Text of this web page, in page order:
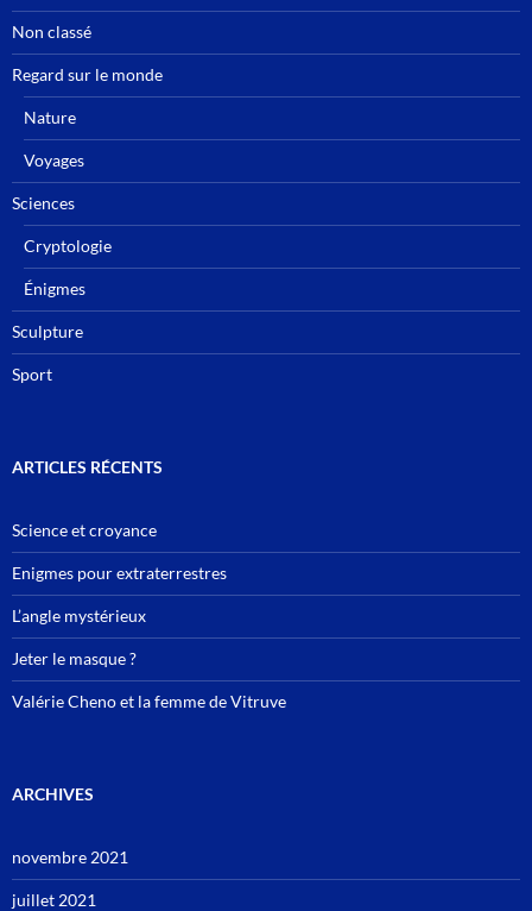
Non classé
Regard sur le monde
Nature
Voyages
Sciences
Cryptologie
Énigmes
Sculpture
Sport
ARTICLES RÉCENTS
Science et croyance
Enigmes pour extraterrestres
L’angle mystérieux
Jeter le masque ?
Valérie Cheno et la femme de Vitruve
ARCHIVES
novembre 2021
juillet 2021